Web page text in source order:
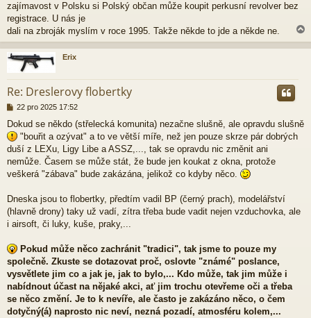
p
ě
v
e
zajímavost v Polsku si Polský občan může koupit perkusní revolver bez
registrace. U nás je
dali na zbroják myslím v roce 1995. Takže někde to jde a někde ne.
a
h
Erix
Re: Dreslerovy flobertky
P
í
s
p
ě
v
e
22 pro 2025 17:52
Dokud se někdo (střelecká komunita) nezačne slušně, ale opravdu slušně
"bouřit a ozývat" a to ve větší míře, než jen pouze skrze pár dobrých
duší z LEXu, Ligy Libe a ASSZ,..., tak se opravdu nic změnit ani
nemůže. Časem se může stát, že bude jen koukat z okna, protože
veškerá "zábava" bude zakázána, jelikož co kdyby něco.
Dneska jsou to flobertky, předtím vadil BP (černý prach), modelářství
(hlavně drony) taky už vadí, zítra třeba bude vadit nejen vzduchovka, ale
i airsoft, či luky, kuše, praky,...
Pokud může něco zachránit "tradici", tak jsme to pouze my
společně. Zkuste se dotazovat proč, oslovte "známé" poslance,
vysvětlete jim co a jak je, jak to bylo,... Kdo může, tak jim může i
nabídnout účast na nějaké akci, ať jim trochu otevřeme oči a třeba
se něco změní. Je to k nevíře, ale často je zakázáno něco, o čem
dotyčný(á) naprosto nic neví, nezná pozadí, atmosféru kolem,...